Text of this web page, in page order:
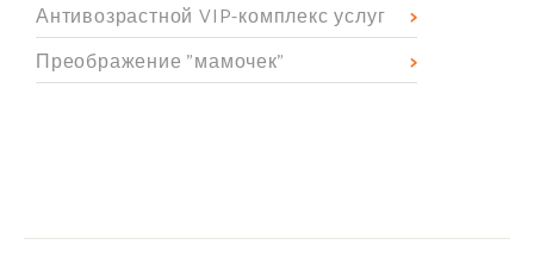
Антивозрастной VIP-комплекс услуг
Преображение "мамочек"